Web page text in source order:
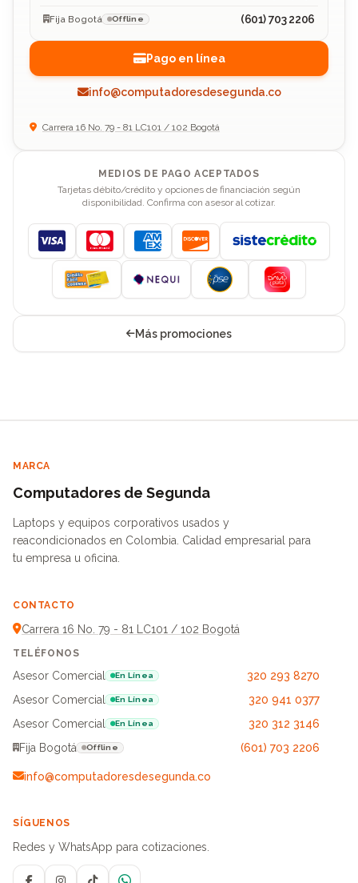
Fija Bogotá Offline (601) 703 2206
Pago en línea
info@computadoresdesegunda.co
Carrera 16 No. 79 - 81 LC101 / 102 Bogotá
MEDIOS DE PAGO ACEPTADOS
Tarjetas débito/crédito y opciones de financiación según
disponibilidad. Confirma con asesor al cotizar.
Visa MastercardAmerican Express
Discover
Más promociones
MARCA
Computadores de Segunda
Laptops y equipos corporativos usados y
reacondicionados en Colombia. Calidad empresarial para
tu empresa u oficina.
CONTACTO
Carrera 16 No. 79 - 81 LC101 / 102 Bogotá
TELÉFONOS
Asesor Comercial En Línea
320 293 8270
Asesor Comercial
En Línea
320 941 0377
Asesor Comercial
En Línea
320 312 3146
Fija Bogotá
Offline (601) 703 2206
info@computadoresdesegunda.co
SÍGUENOS
Redes y WhatsApp para cotizaciones.